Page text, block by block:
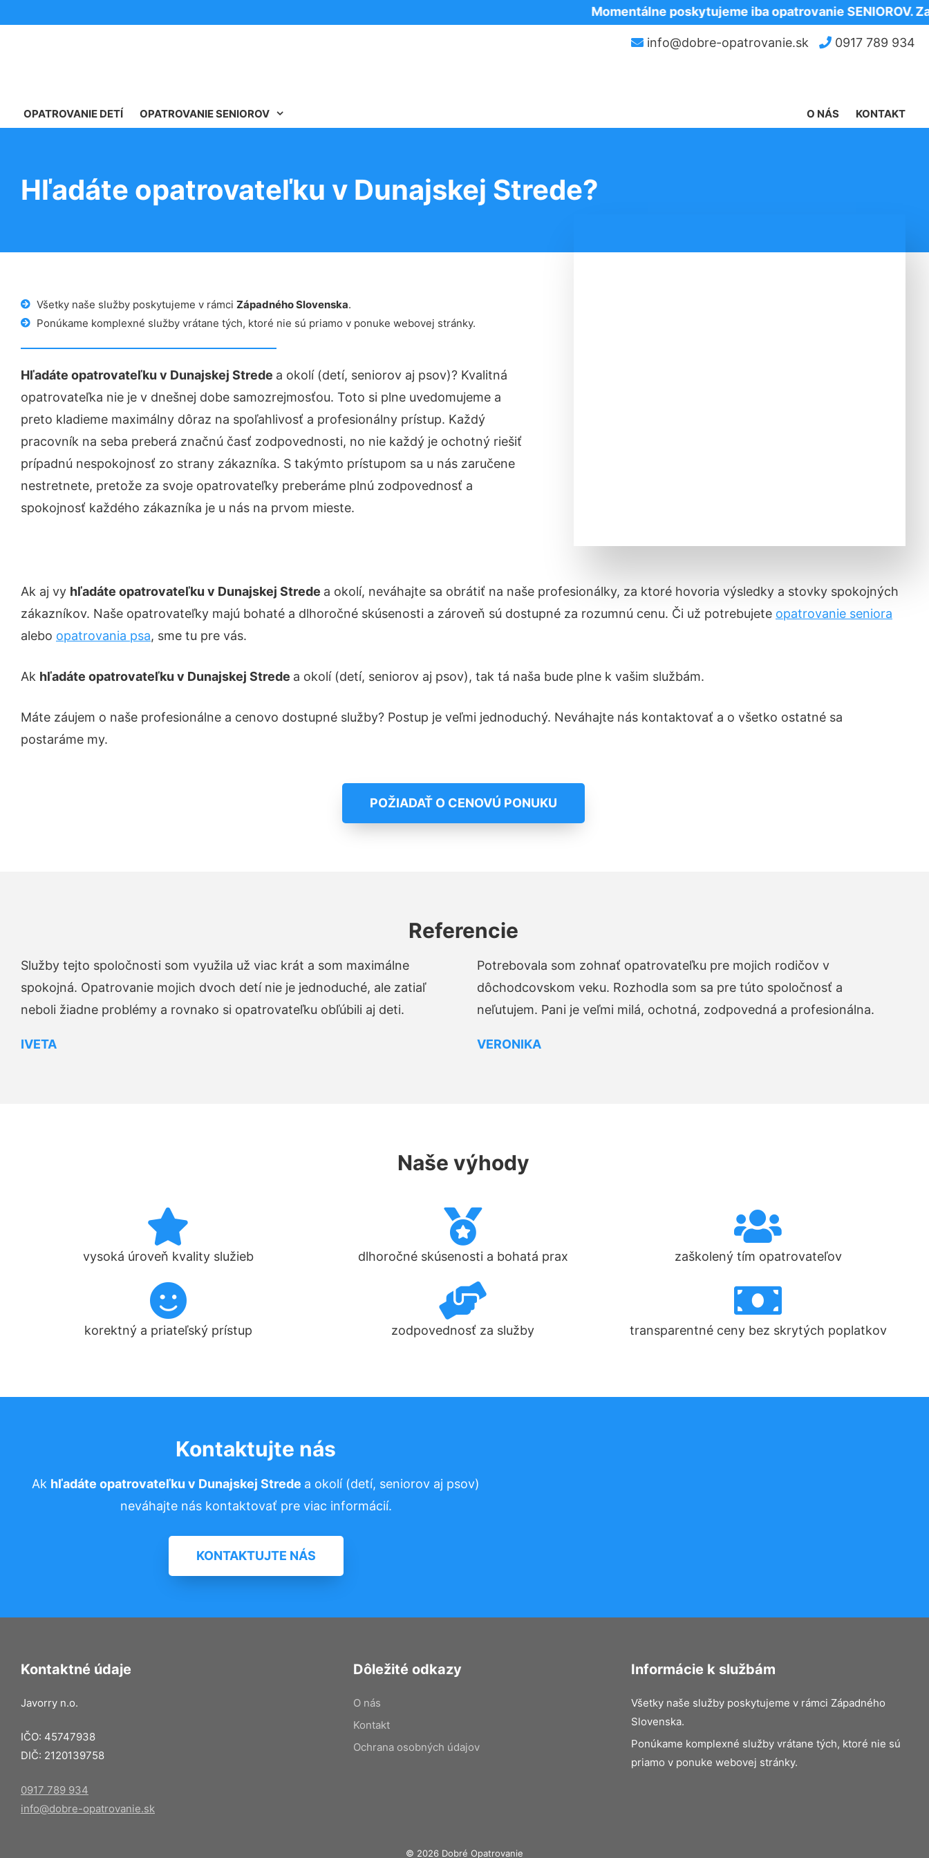
Momentálne poskytujeme iba opatrovanie SENIOROV. Za
info@dobre-opatrovanie.sk 0917 789 934
OPATROVANIE DETÍ OPATROVANIE SENIOROV KONTAKT
O NÁS
Hľadáte opatrovateľku v Dunajskej Strede?
Všetky naše služby poskytujeme v rámci Západného Slovenska.
Ponúkame komplexné služby vrátane tých, ktoré nie sú priamo v ponuke webovej stránky.
Hľadáte opatrovateľku v Dunajskej Strede a okolí (detí, seniorov aj psov)? Kvalitná
opatrovateľka nie je v dnešnej dobe samozrejmosťou. Toto si plne uvedomujeme a
preto kladieme maximálny dôraz na spoľahlivosť a profesionálny prístup. Každý
pracovník na seba preberá značnú časť zodpovednosti, no nie každý je ochotný riešiť
prípadnú nespokojnosť zo strany zákazníka. S takýmto prístupom sa u nás zaručene
nestretnete, pretože za svoje opatrovateľky preberáme plnú zodpovednosť a
spokojnosť každého zákazníka je u nás na prvom mieste.
Ak aj vy hľadáte opatrovateľku v Dunajskej Strede a okolí, neváhajte sa obrátiť na naše profesionálky, za ktoré hovoria výsledky a stovky spokojných
zákazníkov. Naše opatrovateľky majú bohaté a dlhoročné skúsenosti a zároveň sú dostupné za rozumnú cenu. Či už potrebujete opatrovanie seniora
alebo opatrovania psa, sme tu pre vás.
Ak hľadáte opatrovateľku v Dunajskej Strede a okolí (detí, seniorov aj psov), tak tá naša bude plne k vašim službám.
Máte záujem o naše profesionálne a cenovo dostupné služby? Postup je veľmi jednoduchý. Neváhajte nás kontaktovať a o všetko ostatné sa
postaráme my.
POŽIADAŤ O CENOVÚ PONUKU
Referencie
Služby tejto spoločnosti som využila už viac krát a som maximálne
spokojná. Opatrovanie mojich dvoch detí nie je jednoduché, ale zatiaľ
neboli žiadne problémy a rovnako si opatrovateľku obľúbili aj deti.
IVETA
Potrebovala som zohnať opatrovateľku pre mojich rodičov v
dôchodcovskom veku. Rozhodla som sa pre túto spoločnosť a
neľutujem. Pani je veľmi milá, ochotná, zodpovedná a profesionálna.
VERONIKA
Naše výhody
vysoká úroveň kvality služieb dlhoročné skúsenosti a bohatá prax zaškolený tím opatrovateľov
korektný a priateľský prístup zodpovednosť za služby transparentné ceny bez skrytých poplatkov
Kontaktujte nás
Ak hľadáte opatrovateľku v Dunajskej Strede a okolí (detí, seniorov aj psov)
neváhajte nás kontaktovať pre viac informácií.
KONTAKTUJTE NÁS
Kontaktné údaje
Javorry n.o.
IČO: 45747938
DIČ: 2120139758
0917 789 934
info@dobre-opatrovanie.sk
Dôležité odkazy
O nás
Kontakt
Ochrana osobných údajov
Informácie k službám
Všetky naše služby poskytujeme v rámci Západného
Slovenska.
Ponúkame komplexné služby vrátane tých, ktoré nie sú
priamo v ponuke webovej stránky.
© 2026 Dobré Opatrovanie